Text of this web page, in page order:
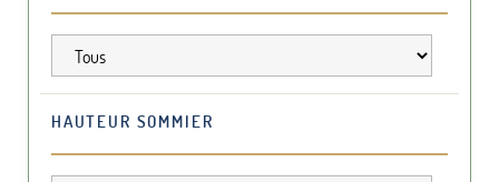
HAUTEUR SOMMIER